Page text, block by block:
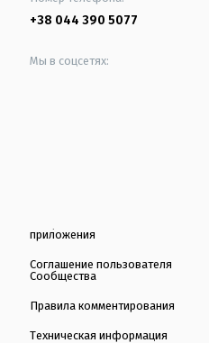
+38 044 390 5077
Мы в соцсетях:
приложения
Соглашение пользователя
Сообщества
Правила комментирования
Техническая информация